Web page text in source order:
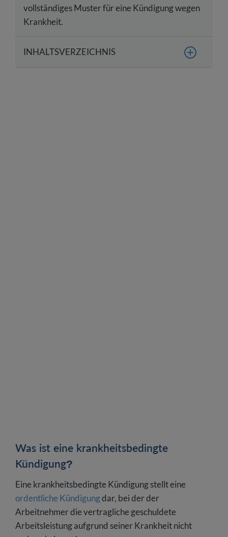
vollständiges Muster für eine Kündigung wegen
Krankheit.
INHALTSVERZEICHNIS
Was ist eine krankheitsbedingte
Kündigung?
Eine krankheitsbedingte Kündigung stellt eine
ordentliche Kündigungdar, bei der der
Arbeitnehmer die vertragliche geschuldete
Arbeitsleistung aufgrund seiner Krankheit nicht